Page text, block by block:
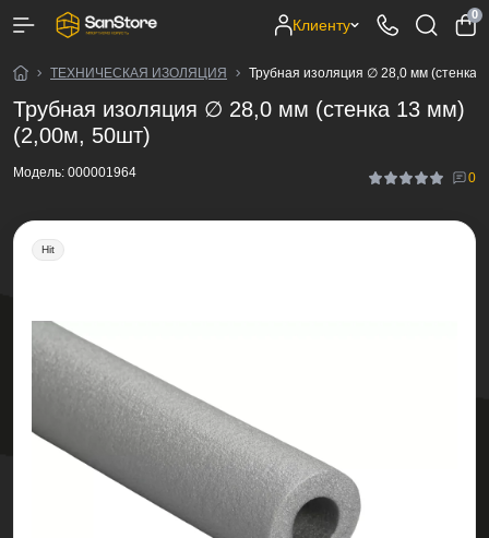
Клиенту
0
ТЕХНИЧЕСКАЯ ИЗОЛЯЦИЯ Трубная изоляция ∅ 28,0 мм (стенка
Трубная изоляция ∅ 28,0 мм (стенка 13 мм)
(2,00м, 50шт)
Модель: 000001964 0
Hit